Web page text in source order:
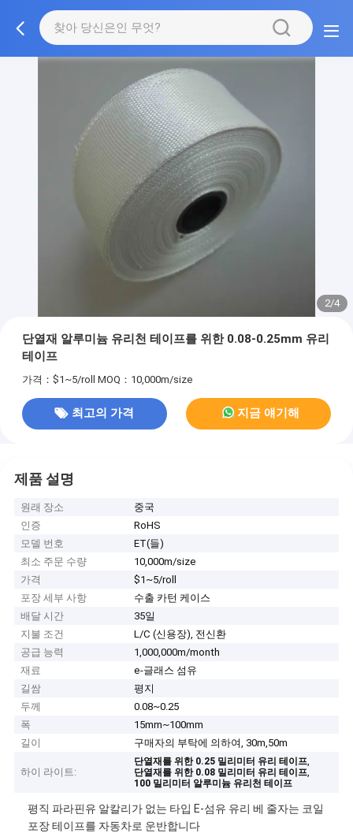
2/4
단열재 알루미늄 유리천 테이프를 위한 0.08-0.25mm 유리
테이프
가격：$1~5/roll MOQ：10,000m/size
최고의 가격 지금 얘기해
제품 설명
원래 장소
중국
인증
RoHS
모델 번호
ET(들)
최소 주문 수량
10,000m/size
가격
$1~5/roll
포장 세부 사항
수출 카턴 케이스
배달 시간
35일
지불 조건
L/C (신용장), 전신환
공급 능력
1,000,000m/month
재료
e-글래스 섬유
길쌈
평지
두께
0.08~0.25
폭
15mm~100mm
길이
구매자의 부탁에 의하여, 30m,50m
하이 라이트:
단열재를 위한 0.25 밀리미터 유리 테이프,
단열재를 위한 0.08 밀리미터 유리 테이프,
100 밀리미터 알루미늄 유리천 테이프
평직 파라핀유 알칼리가 없는 타입 E-섬유 유리 베 줄자는 코일
포장 테이프를 자동차로 운반합니다